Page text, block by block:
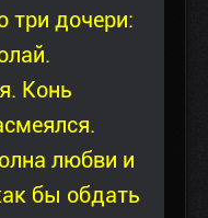
три дочери:
Конь
любви и
бы обдать